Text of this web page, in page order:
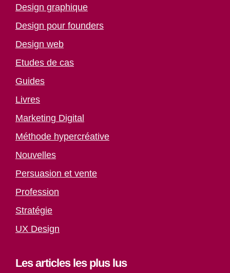
Design graphique
Design pour founders
Design web
Etudes de cas
Guides
Livres
Marketing Digital
Méthode hypercréative
Nouvelles
Persuasion et vente
Profession
Stratégie
UX Design
Les articles les plus lus